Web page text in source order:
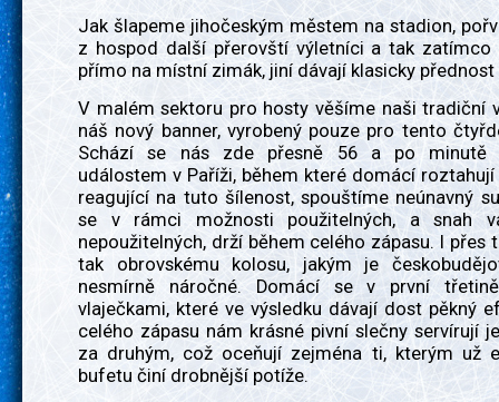
Jak šlapeme jihočeským městem na stadion,
z hospod další přerovští výletníci a tak zatímco
přímo na místní zimák, jiní dávají klasicky
V malém sektoru pro hosty věšíme naši tradiční
náš nový banner, vyrobený pouze pro tento
Schází se nás zde přesně 56 a po minutě
událostem v Paříži, během které domácí
reagující na tuto šílenost, spouštíme neúnavný
se v rámci možnosti použitelných, a snah
nepoužitelných, drží během celého zápasu. I přes
tak obrovskému kolosu, jakým je
nesmírně náročné. Domácí se v první
vlaječkami, které ve výsledku dávají dost pěkný
celého zápasu nám krásné pivní slečny servírují
za druhým, což oceňují zejména ti, kterým už
bufetu činí drobnější potíže.